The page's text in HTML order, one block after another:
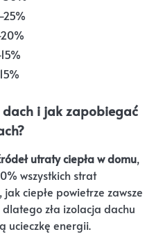
dach i jak zapobiegać
utraty ciepła w domu,
wszystkich strat
ciepłe powietrze zawsze
zła izolacja dachu
ucieczkę energii.